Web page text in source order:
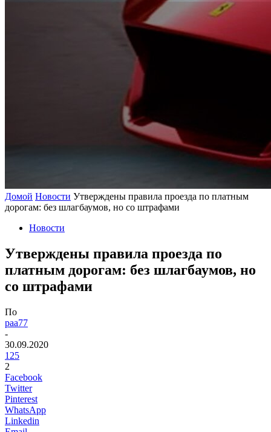
Домой Новости Утверждены правила проезда по платным
дорогам: без шлагбаумов, но со штрафами
Новости
Утверждены правила проезда по
платным дорогам: без шлагбаумов, но
со штрафами
По
paa77
-
30.09.2020
125
2
Facebook
Twitter
Pinterest
WhatsApp
Linkedin